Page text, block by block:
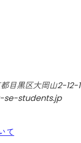
目黒区大岡山2-12-1
se-students.jp
て